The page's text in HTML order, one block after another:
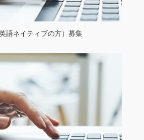
語ネイティブの方）募集